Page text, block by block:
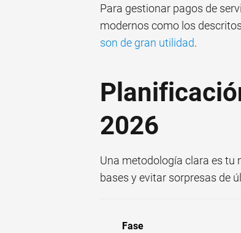
Para gestionar pagos de
modernos como los
son de gran utilidad.
2026
Una metodología clara es tu
bases y evitar sorpresas de
Fase